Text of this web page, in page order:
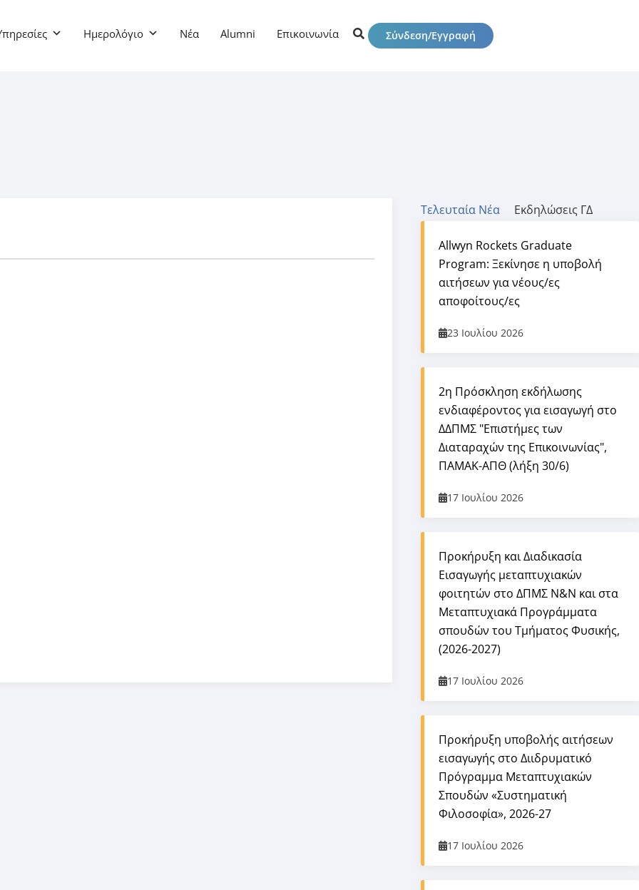
Ημερολόγιο Νέα Alumni Επικοινωνία Σύνδεση/Εγγραφή
Τελευταία Νέα Εκδηλώσεις ΓΔ
Allwyn Rockets Graduate
Program: Ξεκίνησε η υποβολή
αιτήσεων για νέους/ες
αποφοίτους/ες
23 Ιουλίου 2026
2η Πρόσκληση εκδήλωσης
ενδιαφέροντος για εισαγωγή στο
ΔΔΠΜΣ "Επιστήμες των
Διαταραχών της Επικοινωνίας",
ΠΑΜΑΚ-ΑΠΘ (λήξη 30/6)
17 Ιουλίου 2026
Προκήρυξη και Διαδικασία
Εισαγωγής μεταπτυχιακών
φοιτητών στο ΔΠΜΣ Ν&Ν και στα
Μεταπτυχιακά Προγράμματα
σπουδών του Τμήματος Φυσικής,
(2026-2027)
17 Ιουλίου 2026
Προκήρυξη υποβολής αιτήσεων
εισαγωγής στο Διιδρυματικό
Πρόγραμμα Μεταπτυχιακών
Σπουδών «Συστηματική
Φιλοσοφία», 2026-27
17 Ιουλίου 2026